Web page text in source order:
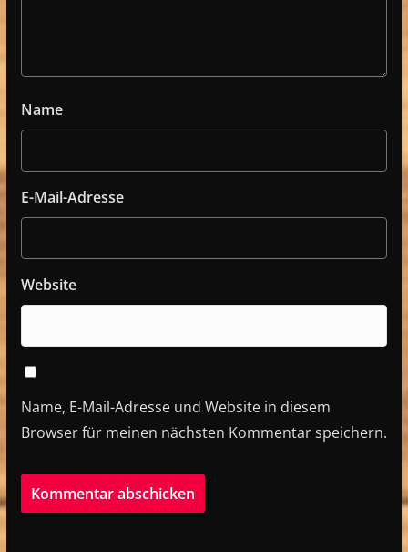
Name
E-Mail-Adresse
Website
Name, E-Mail-Adresse und Website in diesem
Browser für meinen nächsten Kommentar speichern.